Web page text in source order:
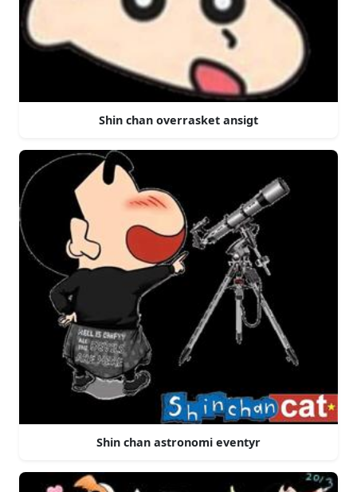
Shin chan overrasket ansigt
Shin chan astronomi eventyr